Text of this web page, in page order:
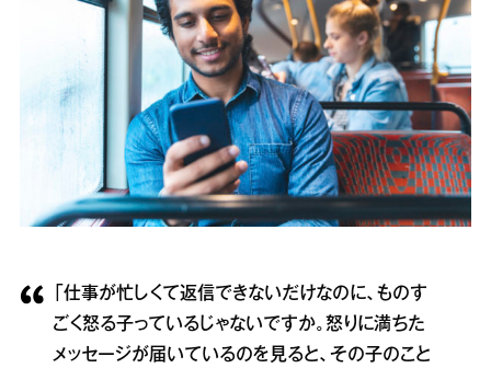
「仕事が忙しくて返信できないだけなのに、ものす
ごく怒る子っているじゃないですか。怒りに満ちた
メッセージが届いているのを見ると、その子のこと